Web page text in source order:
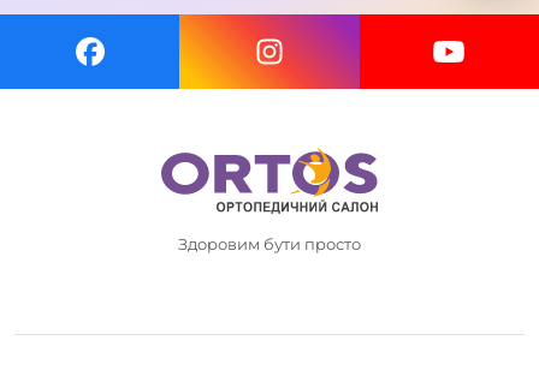
Здоровим бути просто